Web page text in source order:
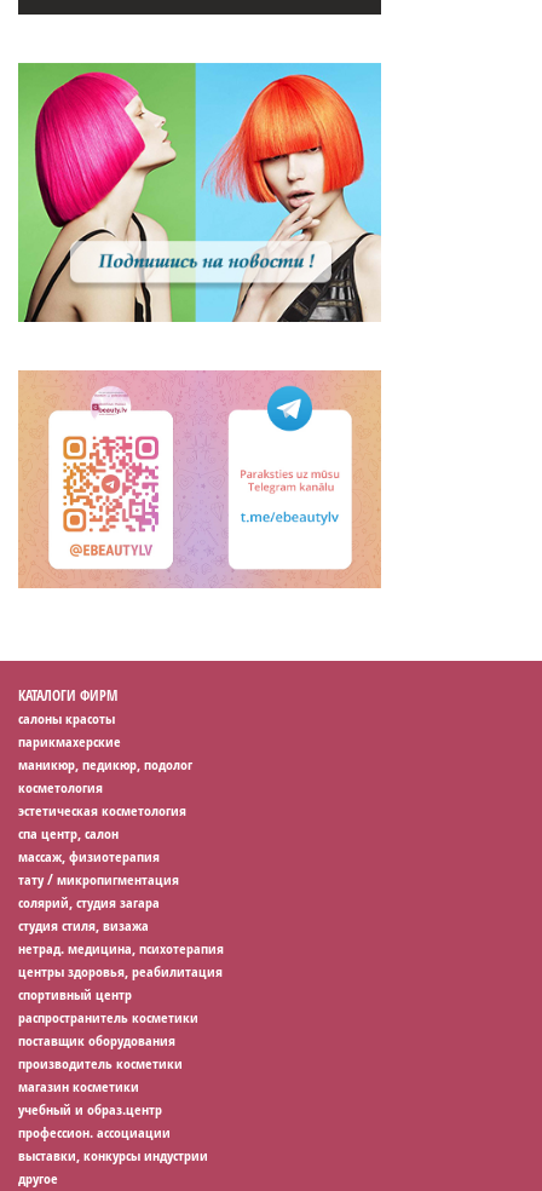
КАТАЛОГИ ФИРМ
салоны красоты
парикмахерские
маникюр, педикюр, подолог
косметология
эстетическая косметология
спа центр, салон
массаж, физиотерапия
тату / микропигментация
солярий, студия загара
студия стиля, визажа
нетрад. медицина, психотерапия
центры здоровья, реабилитация
спортивный центр
распространитель косметики
поставщик оборудования
производитель косметики
магазин косметики
учебный и образ.центр
профессион. ассоциации
выставки, конкурсы индустрии
другое